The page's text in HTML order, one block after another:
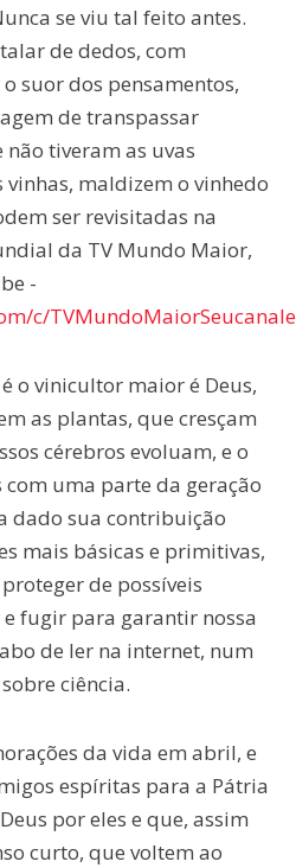
se viu tal feito antes.
de dedos, com
suor dos pensamentos,
de transpassar
tiveram as uvas
maldizem o vinhedo
ser revisitadas na
da TV Mundo Maior,
-
c/
o vinicultor maior é Deus,
as plantas, que cresçam
cérebros evoluam, e o
uma parte da geração
dado sua contribuição
mais básicas e primitivas,
de possíveis
fugir para garantir nossa
de ler na internet, num
ciência.
da vida em abril, e
espíritas para a Pátria
por eles e que, assim
curto, que voltem ao